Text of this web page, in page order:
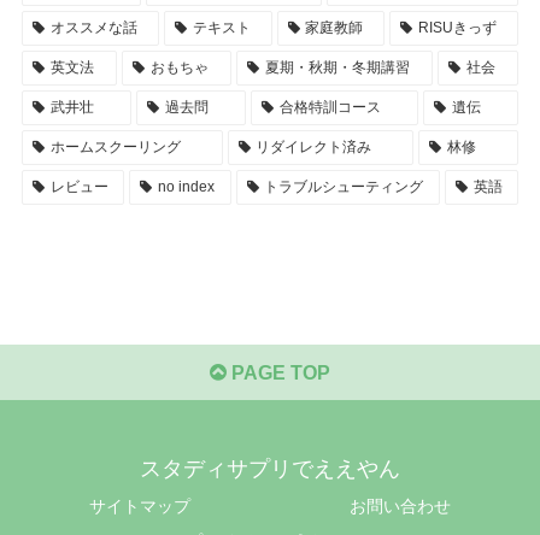
オススメな話 テキスト 家庭教師 RISUきっず
英文法 おもちゃ 夏期・秋期・冬期講習 社会
武井壮 過去問 合格特訓コース 遺伝
ホームスクーリング リダイレクト済み 林修
レビュー no index トラブルシューティング 英語
PAGE TOP
スタディサプリでええやん
サイトマップ
お問い合わせ